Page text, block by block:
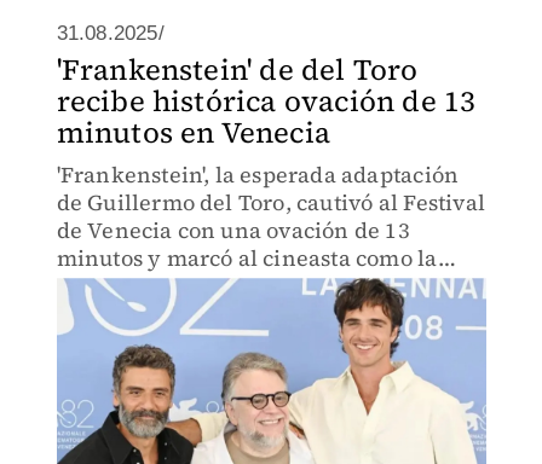
31.08.2025/
'Frankenstein' de del Toro
recibe histórica ovación de 13
minutos en Venecia
'Frankenstein', la esperada adaptación
de Guillermo del Toro, cautivó al Festival
de Venecia con una ovación de 13
minutos y marcó al cineasta como la
culminación de una visión artística muy
impresionante.